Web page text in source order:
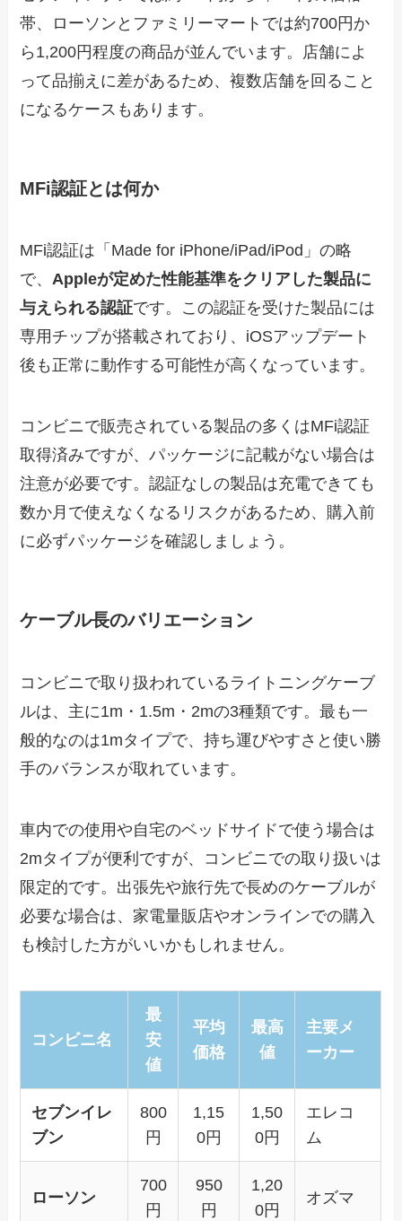
帯、ローソンとファミリーマートでは約700円か
ら1,200円程度の商品が並んでいます。店舗によ
って品揃えに差があるため、複数店舗を回ること
になるケースもあります。
MFi認証とは何か
MFi認証は「Made for iPhone/iPad/iPod」の略
で、Appleが定めた性能基準をクリアした製品に
与えられる認証です。この認証を受けた製品には
専用チップが搭載されており、iOSアップデート
後も正常に動作する可能性が高くなっています。
コンビニで販売されている製品の多くはMFi認証
取得済みですが、パッケージに記載がない場合は
注意が必要です。認証なしの製品は充電できても
数か月で使えなくなるリスクがあるため、購入前
に必ずパッケージを確認しましょう。
ケーブル長のバリエーション
コンビニで取り扱われているライトニングケーブ
ルは、主に1m・1.5m・2mの3種類です。最も一
般的なのは1mタイプで、持ち運びやすさと使い勝
手のバランスが取れています。
車内での使用や自宅のベッドサイドで使う場合は
2mタイプが便利ですが、コンビニでの取り扱いは
限定的です。出張先や旅行先で長めのケーブルが
必要な場合は、家電量販店やオンラインでの購入
も検討した方がいいかもしれません。
コンビニ名
最
安
値
平均
価格
最高
値
主要メ
ーカー
セブンイレ
ブン
800
円
1,15
0円
1,50
0円
エレコ
ム
ローソン
700
円
950
円
1,20
0円
オズマ